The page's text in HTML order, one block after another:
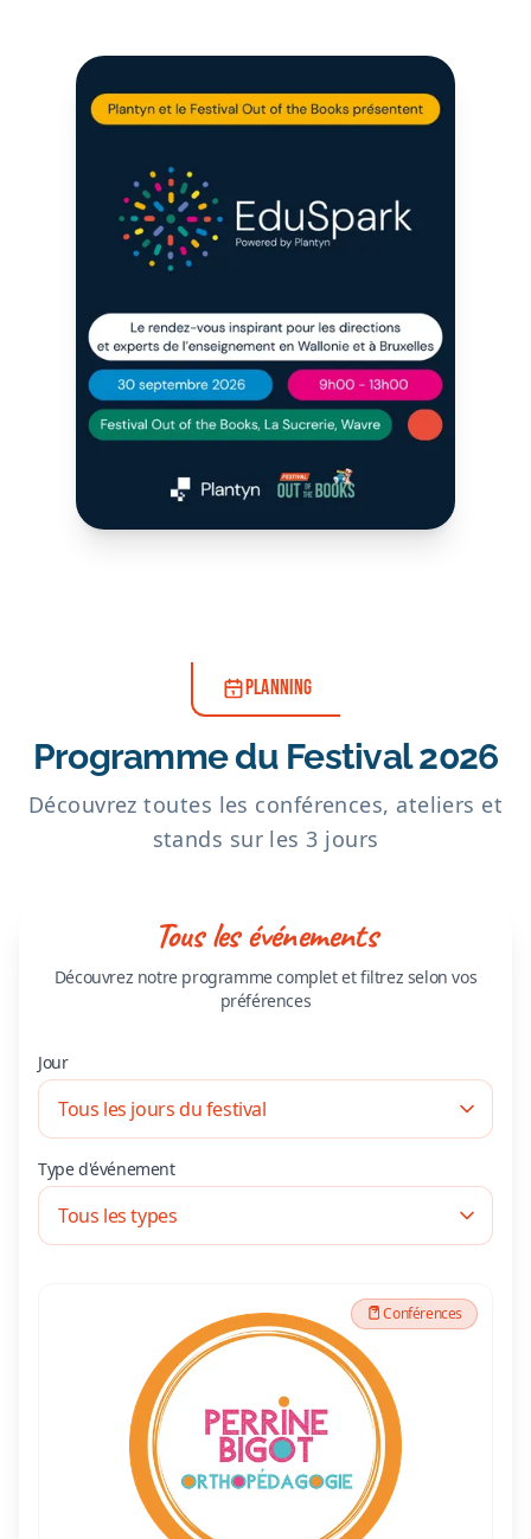
PLANNING
Programme du Festival 2026
Découvrez toutes les conférences, ateliers et
stands sur les 3 jours
Tous les événements
Découvrez notre programme complet et filtrez selon vos
préférences
Jour
Type d'événement
Conférences